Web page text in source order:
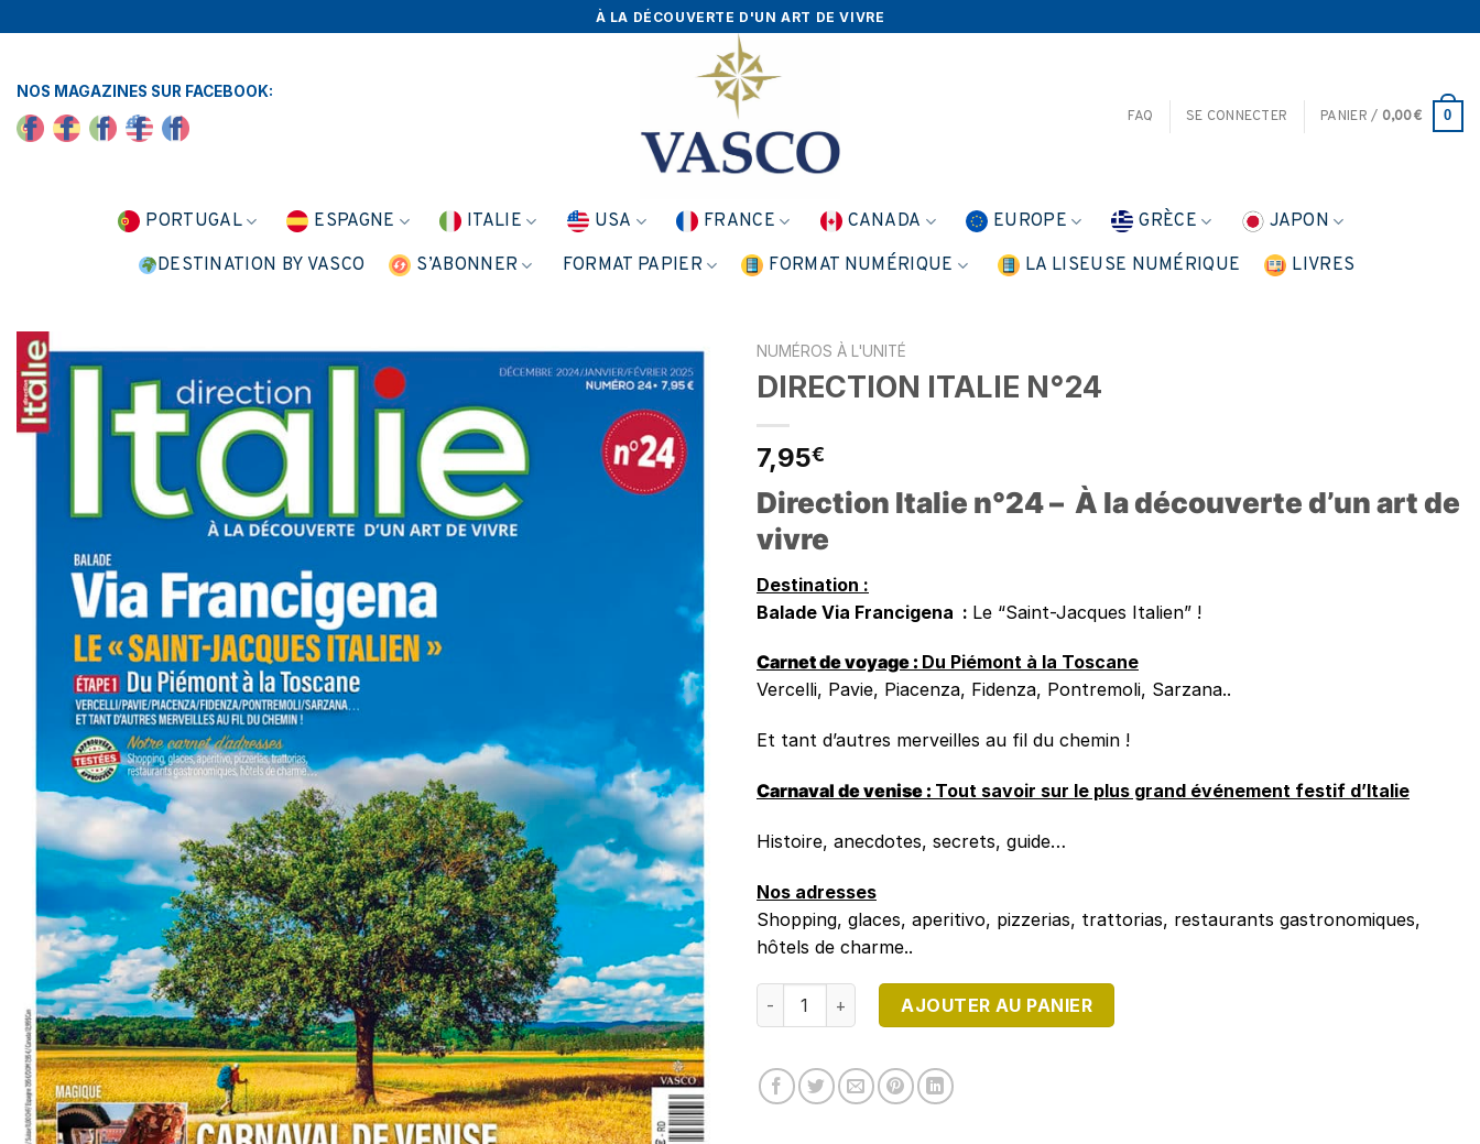
to
À LA DÉCOUVERTE D'UN ART DE VIVRE
NOS MAGAZINES SUR FACEBOOK:
FAQ
SE CONNECTER PANIER / 0,00€ 0
PORTUGAL ESPAGNE ITALIE USA FRANCE CANADA EUROPE GRÈCE
JAPON
DESTINATION BY VASCO
S’ABONNER FORMAT PAPIER FORMAT NUMÉRIQUE LA LISEUSE NUMÉRIQUE LIVRES
NUMÉROS À L'UNITÉ
DIRECTION ITALIE N°24
7,95€
Direction Italie n°24 – À la découverte d’un art de
vivre
Destination :
Balade Via Francigena : Le “Saint-Jacques Italien” !
Carnet de voyage : Du Piémont à la Toscane
Vercelli, Pavie, Piacenza, Fidenza, Pontremoli, Sarzana..
Et tant d’autres merveilles au fil du chemin !
Carnaval de venise : Tout savoir sur le plus grand événement festif d’Italie
Histoire, anecdotes, secrets, guide…
Nos adresses
Shopping, glaces, aperitivo, pizzerias, trattorias, restaurants gastronomiques,
hôtels de charme..
quantité de DIRECTION ITALIE N°24
AJOUTER AU PANIER